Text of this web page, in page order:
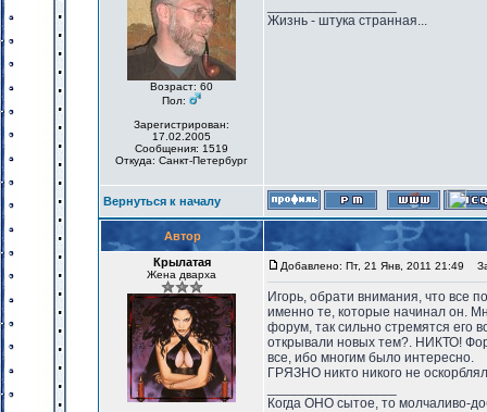
Возраст: 60
Пол:
Зарегистрирован:
17.02.2005
Сообщения: 1519
Откуда: Санкт-Петербург
Жизнь - штука странная...
Вернуться к началу
Автор
Крылатая
Жена дварха
Добавлено: Пт, 21 Янв, 2011 21:49
Игорь, обрати внимания, что все
именно те, которые начинал он.
форум, так сильно стремятся его
открывали новых тем?. НИКТО!
все, ибо многим было интересно.
ГРЯЗНО никто никого не
Когда ОНО сытое, то молчаливо-